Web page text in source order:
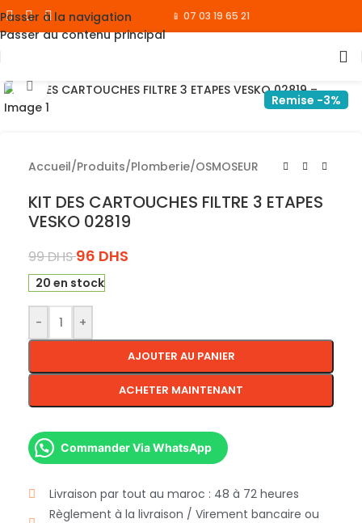
Passer à la navigation
Passer au contenu principal
📱 07 03 19 65 21
Remise -3%
Cliquez pour agrandir
Accueil/Produits/Plomberie/OSMOSEUR
KIT DES CARTOUCHES FILTRE 3 ETAPES
VESKO 02819
99DHS 96 DHS
20 en stock
- +
AJOUTER AU PANIER
ACHETER MAINTENANT
Commander Via WhatsApp
Livraison par tout au maroc : 48 à 72 heures
Règlement à la livraison / Virement bancaire ou